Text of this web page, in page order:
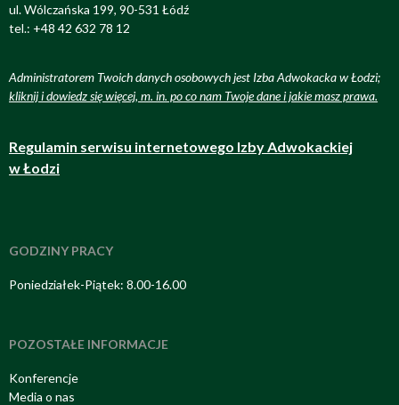
ul. Wólczańska 199, 90-531 Łódź
tel.: +48 42 632 78 12
Administratorem Twoich danych osobowych jest Izba Adwokacka w Łodzi;
kliknij i dowiedz się więcej, m. in. po co nam Twoje dane i jakie masz prawa.
Regulamin serwisu internetowego Izby Adwokackiej
w Łodzi
GODZINY PRACY
Poniedziałek-Piątek: 8.00-16.00
POZOSTAŁE INFORMACJE
Konferencje
Media o nas